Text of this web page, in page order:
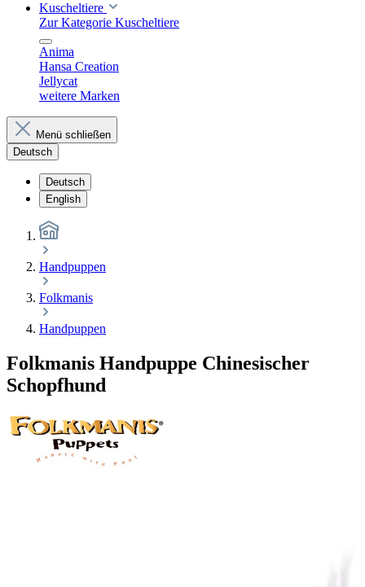
Kuscheltiere
Zur Kategorie Kuscheltiere
Anima
Hansa Creation
Jellycat
weitere Marken
Menü schließen
Deutsch
Deutsch
English
Handpuppen
Folkmanis
Handpuppen
Folkmanis Handpuppe Chinesischer
Schopfhund